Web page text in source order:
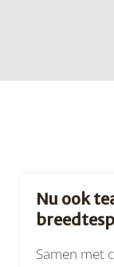
Nu ook
Samen met